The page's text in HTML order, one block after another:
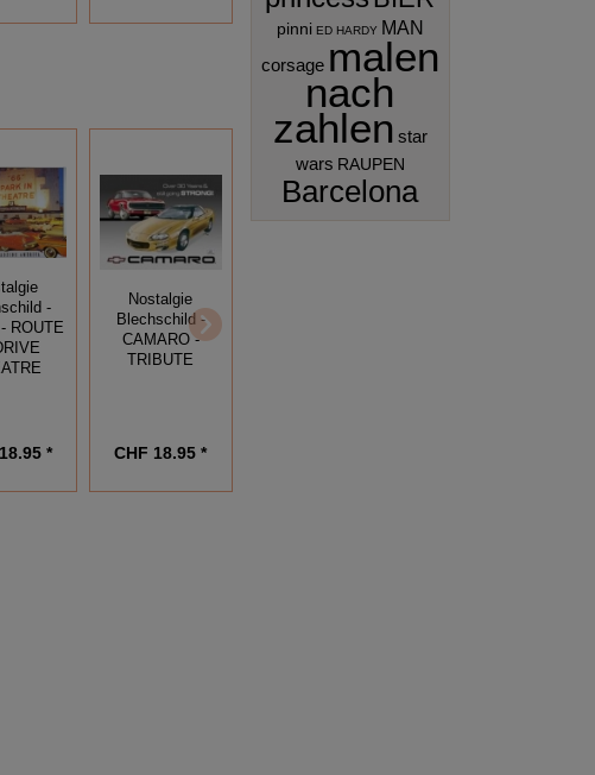
-
ROUTE
*
Nostalgie
Blechschild -
CAMARO -
TRIBUTE
CHF 18.95 *
pinni ED HARDY MAN
corsage malen
nach
zahlen star
wars RAUPEN
Barcelona